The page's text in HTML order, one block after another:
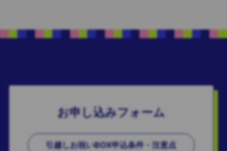
お申し込みフォーム
引越しお祝いBOX申込条件・注意点